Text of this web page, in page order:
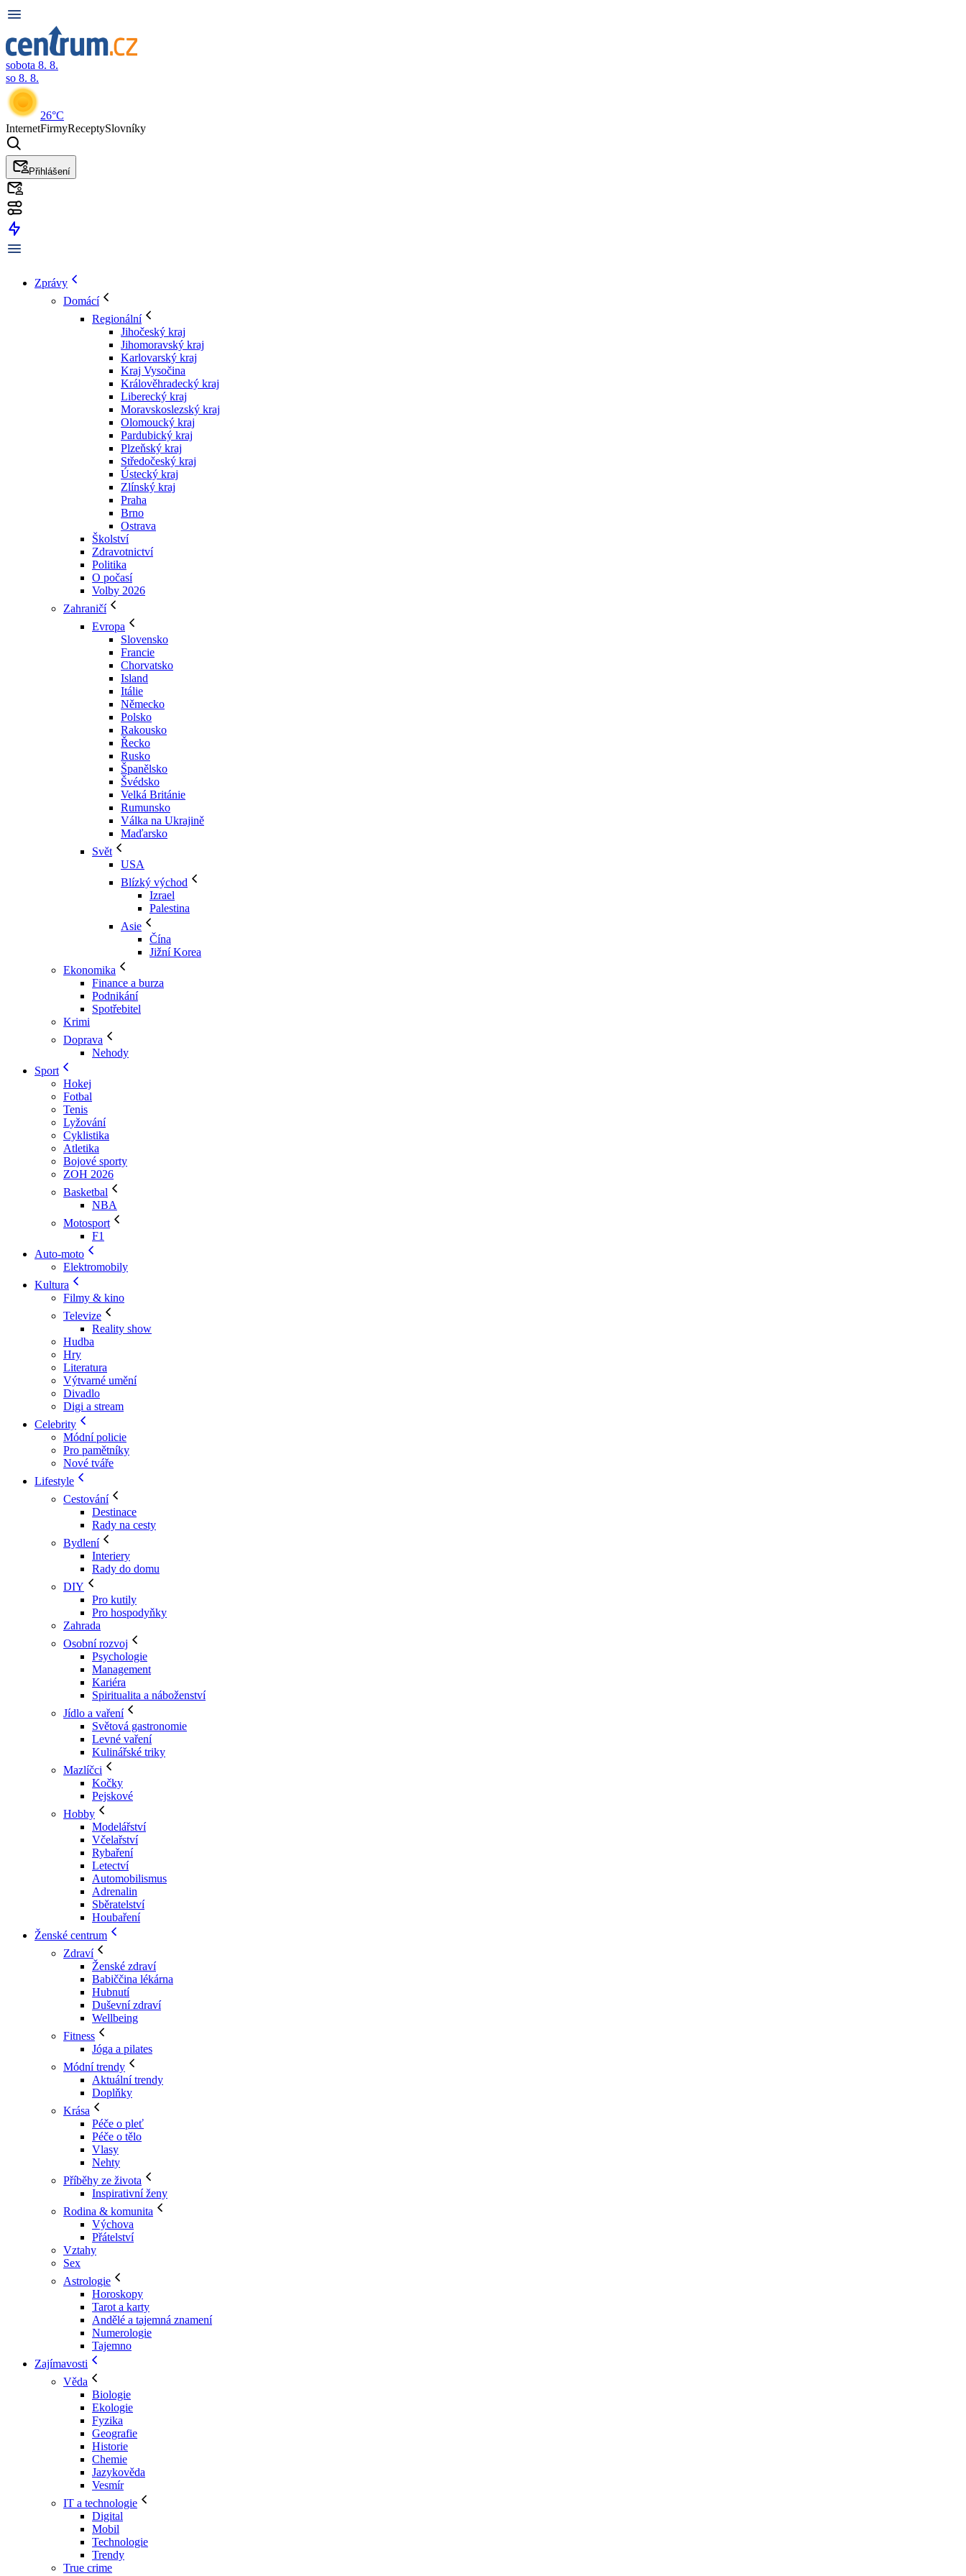
sobota 8. 8.
so 8. 8.
26°C
InternetFirmyReceptySlovníky
Přihlášení
Zprávy
Domácí
Regionální
Jihočeský kraj
Jihomoravský kraj
Karlovarský kraj
Kraj Vysočina
Králověhradecký kraj
Liberecký kraj
Moravskoslezský kraj
Olomoucký kraj
Pardubický kraj
Plzeňský kraj
Středočeský kraj
Ústecký kraj
Zlínský kraj
Praha
Brno
Ostrava
Školství
Zdravotnictví
Politika
O počasí
Volby 2026
Zahraničí
Evropa
Slovensko
Francie
Chorvatsko
Island
Itálie
Německo
Polsko
Rakousko
Řecko
Rusko
Španělsko
Švédsko
Velká Británie
Rumunsko
Válka na Ukrajině
Maďarsko
Svět
USA
Blízký východ
Izrael
Palestina
Asie
Čína
Jižní Korea
Ekonomika
Finance a burza
Podnikání
Spotřebitel
Krimi
Doprava
Nehody
Sport
Hokej
Fotbal
Tenis
Lyžování
Cyklistika
Atletika
Bojové sporty
ZOH 2026
Basketbal
NBA
Motosport
F1
Auto-moto
Elektromobily
Kultura
Filmy & kino
Televize
Reality show
Hudba
Hry
Literatura
Výtvarné umění
Divadlo
Digi a stream
Celebrity
Módní policie
Pro pamětníky
Nové tváře
Lifestyle
Cestování
Destinace
Rady na cesty
Bydlení
Interiery
Rady do domu
DIY
Pro kutily
Pro hospodyňky
Zahrada
Osobní rozvoj
Psychologie
Management
Kariéra
Spiritualita a náboženství
Jídlo a vaření
Světová gastronomie
Levné vaření
Kulinářské triky
Mazlíčci
Kočky
Pejskové
Hobby
Modelářství
Včelařství
Rybaření
Letectví
Automobilismus
Adrenalin
Sběratelství
Houbaření
Ženské centrum
Zdraví
Ženské zdraví
Babiččina lékárna
Hubnutí
Duševní zdraví
Wellbeing
Fitness
Jóga a pilates
Módní trendy
Aktuální trendy
Doplňky
Krása
Péče o pleť
Péče o tělo
Vlasy
Nehty
Příběhy ze života
Inspirativní ženy
Rodina & komunita
Výchova
Přátelství
Vztahy
Sex
Astrologie
Horoskopy
Tarot a karty
Andělé a tajemná znamení
Numerologie
Tajemno
Zajímavosti
Věda
Biologie
Ekologie
Fyzika
Geografie
Historie
Chemie
Jazykověda
Vesmír
IT a technologie
Digital
Mobil
Technologie
Trendy
True crime